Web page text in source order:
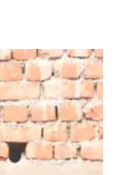
में
हिं
डो
ल
मे
ला
का